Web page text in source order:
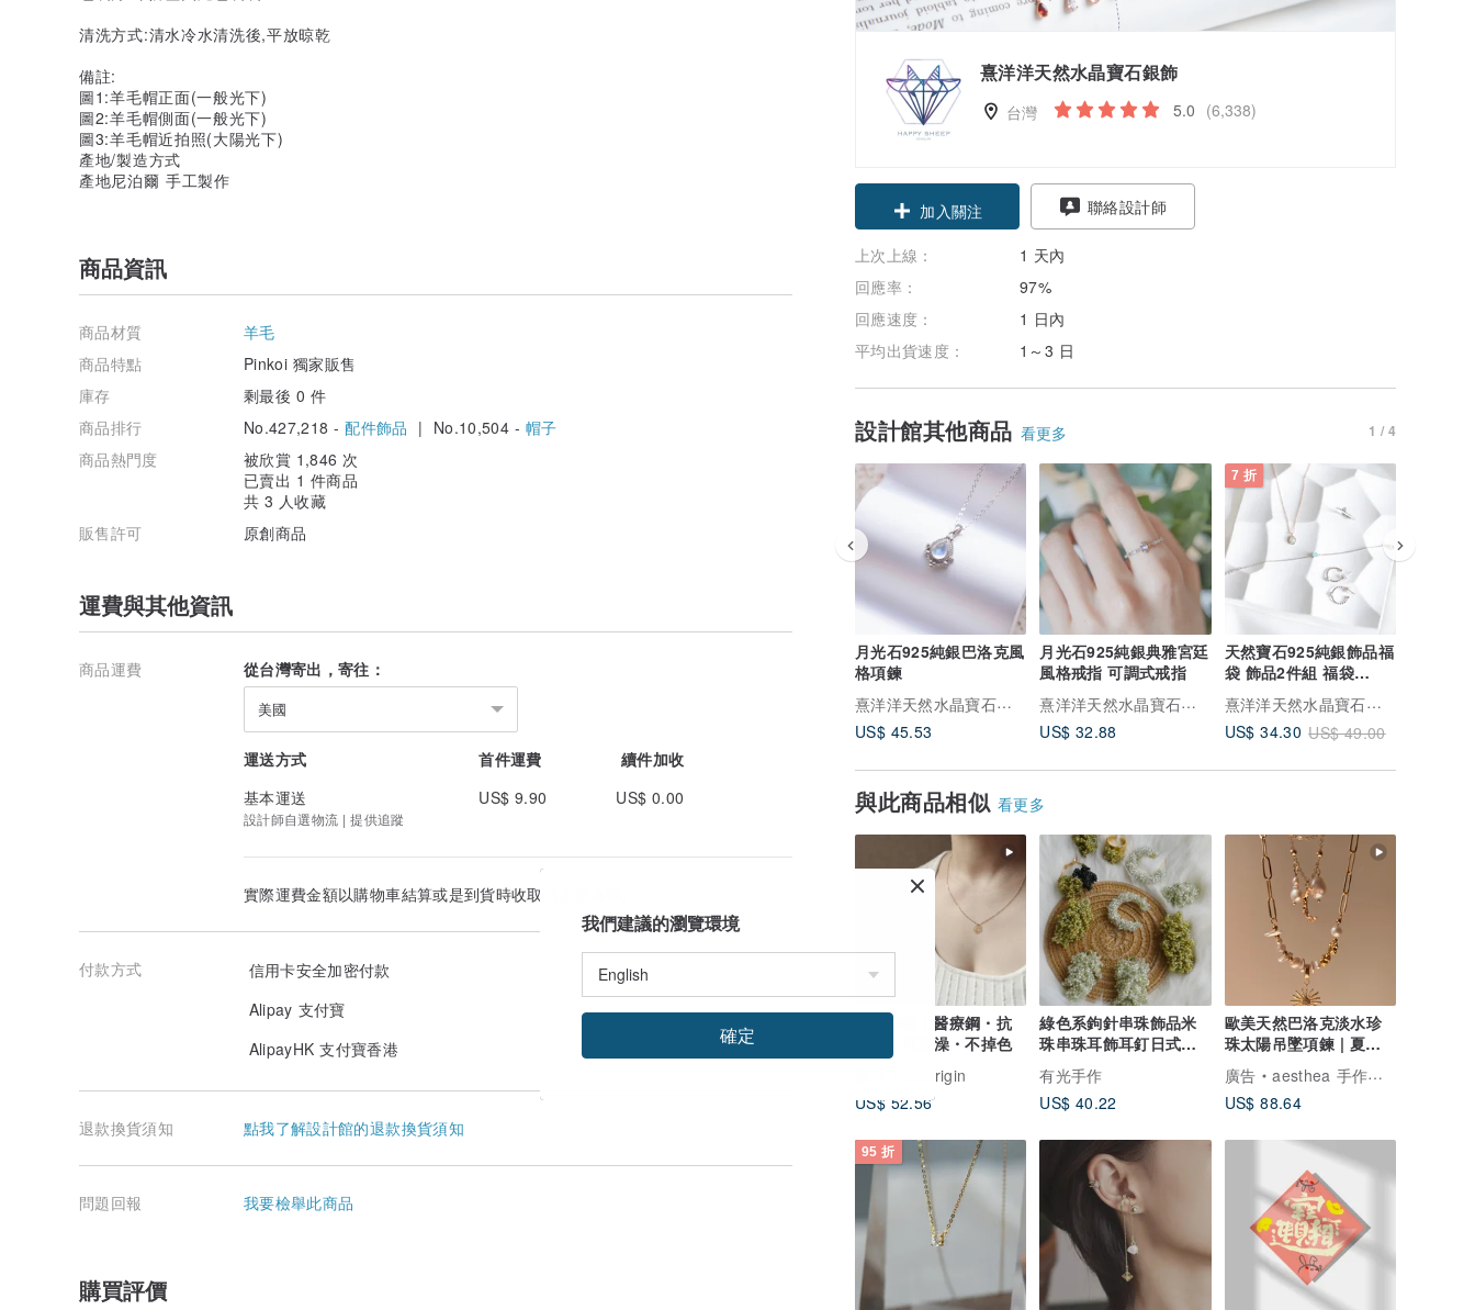
熹洋洋天然水晶寶石銀飾
台灣 5.0 (6,338)
領優惠券
加入關注
聯絡設計師
上次上線：
1 天內
回應率：
97%
回應速度：
1 日內
平均出貨速度：
1～3 日
設計館其他商品 看更多 1 / 4
月光石925純銀巴洛克風
格項鍊
熹洋洋天然水晶寶石銀飾
US$ 45.53
月光石925純銀典雅宮廷
風格戒指 可調式戒指
熹洋洋天然水晶寶石銀飾
US$ 32.88
7 折
天然寶石925純銀飾品福
袋 飾品2件組 福袋
Goody Bag
熹洋洋天然水晶寶石銀飾
US$ 34.30 US$ 49.00
與此商品相似 看更多
雛菊項鍊 | 醫療鋼・抗
過敏・可洗澡・不掉色
moorigin
US$ 52.56
綠色系鉤針串珠飾品米
珠串珠耳飾耳釘日式鉤
針編織串珠可換耳夾
有光手作
US$ 40.22
歐美天然巴洛克淡水珍
珠太陽吊墜項鍊 | 夏季
穿搭
廣告
aesthea 手作輕珠寶
US$ 88.64
95 折
清洗方式:清水冷水清洗後,平放晾乾
備註:
圖1:羊毛帽正面(一般光下)
圖2:羊毛帽側面(一般光下)
圖3:羊毛帽近拍照(大陽光下)
產地/製造方式
產地尼泊爾 手工製作
商品資訊
商品材質
羊毛
商品特點
Pinkoi 獨家販售
庫存
剩最後 0 件
商品排行
No.427,218 -配件飾品 | No.10,504 - 帽子
商品熱門度
被欣賞 1,846 次
已賣出 1 件商品
共 3 人收藏
販售許可
原創商品
運費與其他資訊
商品運費 從台灣寄出，寄往：
美國
運送方式 首件運費
續件加收
基本運送
US$ 9.90 US$ 0.00
設計師自選物流 | 提供追蹤
實際運費金額以購物車結算或是到貨時收取的金額為準。
付款方式
信用卡安全加密付款
Alipay 支付寶
AlipayHK 支付寶香港
退款換貨須知 點我了解設計館的退款換貨須知
問題回報 我要檢舉此商品
購買評價
我們建議的瀏覽環境
確定